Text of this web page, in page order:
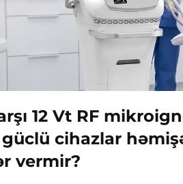
12 Vt RF
cihazlar
vermir?